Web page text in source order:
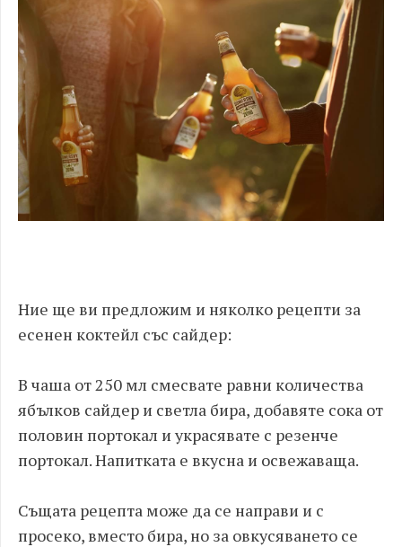
Ние ще ви предложим и няколко рецепти за
есенен коктейл със сайдер:
В чаша от 250 мл смесвате равни количества
ябълков сайдер и светла бира, добавяте сока от
половин портокал и украсявате с резенче
портокал. Напитката е вкусна и освежаваща.
Същата рецепта може да се направи и с
просеко, вместо бира, но за овкусяването се